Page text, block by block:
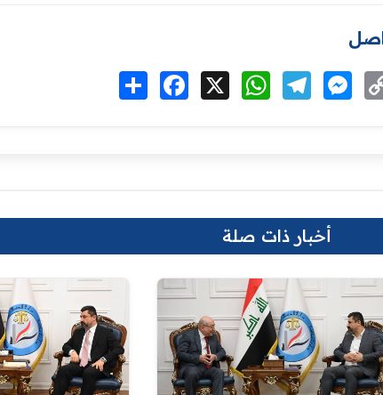
انشر Facebook WhatsAppTelegram
أخبار ذات صلة